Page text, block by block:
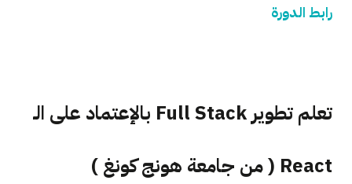
رابط الدورة
تعلم تطوير Full Stack بالإعتماد على الـ
React ( من جامعة هونج كونغ )